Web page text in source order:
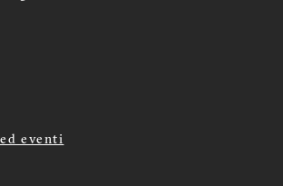
eventi